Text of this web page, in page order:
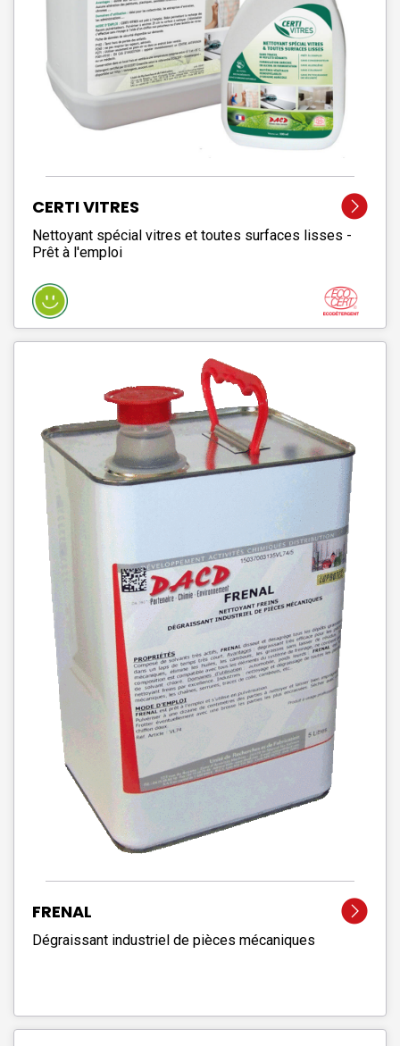
CERTI VITRES
Nettoyant spécial vitres et toutes surfaces lisses -
Prêt à l'emploi
FRENAL
Dégraissant industriel de pièces mécaniques